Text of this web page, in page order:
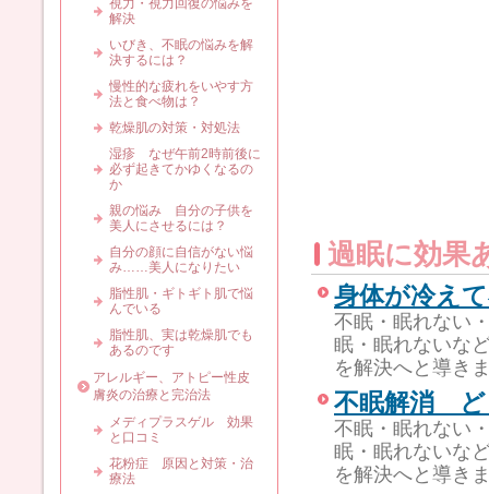
過眠に効果
身体が冷え
不眠・眠れない
眠・眠れないな
を解決へと導き
不眠解消 ど
不眠・眠れない
眠・眠れないな
を解決へと導き
視力・視力回復の悩みを
解決
いびき、不眠の悩みを解
決するには？
慢性的な疲れをいやす方
法と食べ物は？
乾燥肌の対策・対処法
湿疹 なぜ午前2時前後に
必ず起きてかゆくなるの
か
親の悩み 自分の子供を
美人にさせるには？
自分の顔に自信がない悩
み……美人になりたい
脂性肌・ギトギト肌で悩
んでいる
脂性肌、実は乾燥肌でも
あるのです
アレルギー、アトピー性皮
膚炎の治療と完治法
メディプラスゲル 効果
と口コミ
花粉症 原因と対策・治
療法